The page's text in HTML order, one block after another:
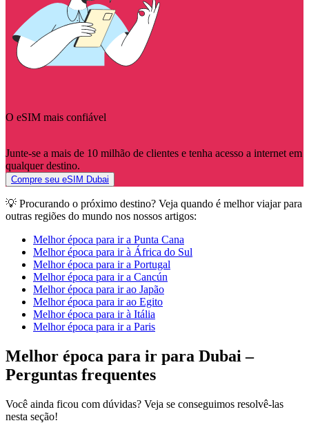
O eSIM mais confiável
Junte-se a mais de 10 milhão de clientes e tenha acesso a internet em
qualquer destino.
Compre seu eSIM Dubai
💡 Procurando o próximo destino? Veja quando é melhor viajar para
outras regiões do mundo nos nossos artigos:
Melhor época para ir a Punta Cana
Melhor época para ir à África do Sul
Melhor época para ir a Portugal
Melhor época para ir a Cancún
Melhor época para ir ao Japão
Melhor época para ir ao Egito
Melhor época para ir à Itália
Melhor época para ir a Paris
Melhor época para ir para Dubai –
Perguntas frequentes
Você ainda ficou com dúvidas? Veja se conseguimos resolvê-las
nesta seção!